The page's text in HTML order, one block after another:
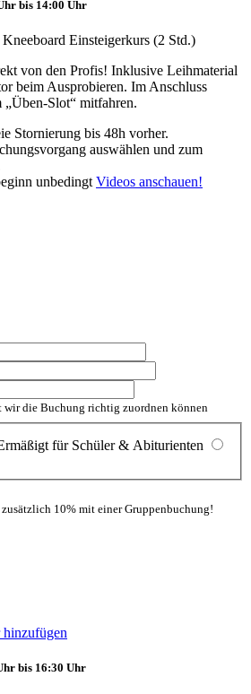
bis 14:00 Uhr
Einsteigerkurs (2 Std.)
von den Profis! Inklusive Leihmaterial
beim Ausprobieren. Im Anschluss
Slot“ mitfahren.
Stornierung bis 48h vorher.
auswählen und zum
unbedingt Videos anschauen!
die Buchung richtig zuordnen können
für Schüler & Abiturienten
zusätzlich 10% mit einer Gruppenbuchung!
bis 16:30 Uhr